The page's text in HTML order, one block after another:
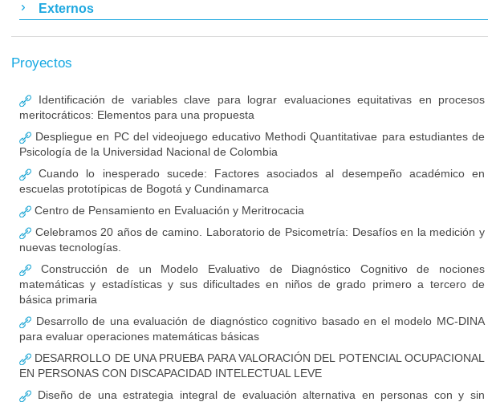
Externos
Proyectos
Identificación de variables clave para lograr evaluaciones equitativas en procesos
meritocráticos: Elementos para una propuesta
Despliegue en PC del videojuego educativo Methodi Quantitativae para estudiantes de
Psicología de la Universidad Nacional de Colombia
Cuando lo inesperado sucede: Factores asociados al desempeño académico en
escuelas prototípicas de Bogotá y Cundinamarca
Centro de Pensamiento en Evaluación y Meritrocacia
Celebramos 20 años de camino. Laboratorio de Psicometría: Desafíos en la medición y
nuevas tecnologías.
Construcción de un Modelo Evaluativo de Diagnóstico Cognitivo de nociones
matemáticas y estadísticas y sus dificultades en niños de grado primero a tercero de
básica primaria
Desarrollo de una evaluación de diagnóstico cognitivo basado en el modelo MC-DINA
para evaluar operaciones matemáticas básicas
DESARROLLO DE UNA PRUEBA PARA VALORACIÓN DEL POTENCIAL OCUPACIONAL
EN PERSONAS CON DISCAPACIDAD INTELECTUAL LEVE
Diseño de una estrategia integral de evaluación alternativa en personas con y sin